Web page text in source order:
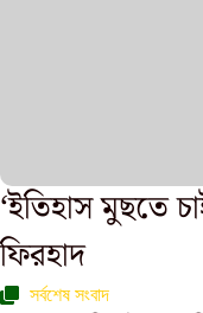
‘ইতিহাস মুছতে
ফিরহাদ
সর্বশেষ সংবাদ